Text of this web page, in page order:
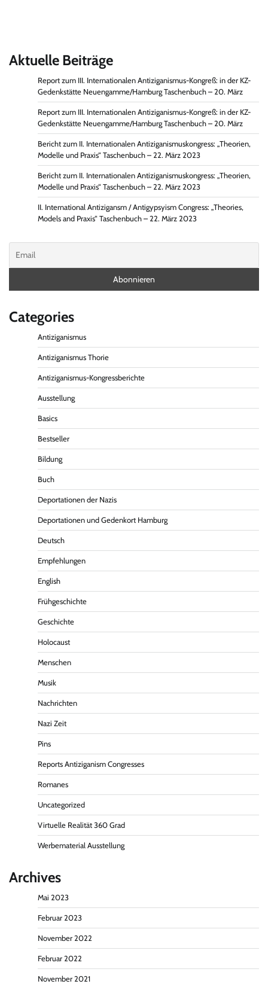
Aktuelle Beiträge
Report zum III. Internationalen Antiziganismus-Kongreß: in der KZ-
Gedenkstätte Neuengamme/Hamburg Taschenbuch – 20. März
Report zum III. Internationalen Antiziganismus-Kongreß: in der KZ-
Gedenkstätte Neuengamme/Hamburg Taschenbuch – 20. März
Bericht zum II. Internationalen Antiziganismuskongress: „Theorien,
Modelle und Praxis“ Taschenbuch – 22. März 2023
Bericht zum II. Internationalen Antiziganismuskongress: „Theorien,
Modelle und Praxis“ Taschenbuch – 22. März 2023
II. International Antizigansm / Antigypsyism Congress: „Theories,
Models and Praxis“ Taschenbuch – 22. März 2023
Categories
Antiziganismus
Antiziganismus Thorie
Antiziganismus-Kongressberichte
Ausstellung
Basics
Bestseller
Bildung
Buch
Deportationen der Nazis
Deportationen und Gedenkort Hamburg
Deutsch
Empfehlungen
English
Frühgeschichte
Geschichte
Holocaust
Menschen
Musik
Nachrichten
Nazi Zeit
Pins
Reports Antiziganism Congresses
Romanes
Uncategorized
Virtuelle Realität 360 Grad
Werbematerial Ausstellung
Archives
Mai 2023
Februar 2023
November 2022
Februar 2022
November 2021